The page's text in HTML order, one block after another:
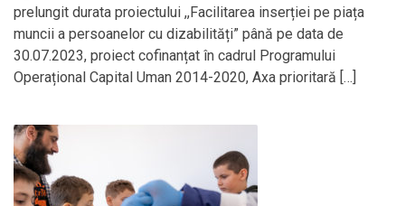
prelungit durata proiectului ,,Facilitarea inserției pe piața
muncii a persoanelor cu dizabilități” până pe data de
30.07.2023, proiect cofinanțat în cadrul Programului
Operațional Capital Uman 2014-2020, Axa prioritară […]